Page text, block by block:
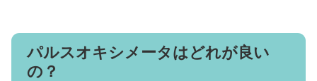
パルスオキシメータはどれが良い
の？